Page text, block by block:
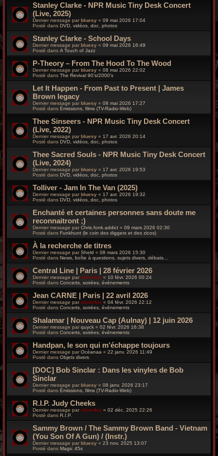
Stanley Clarke - NPR Music Tiny Desk Concert
(Live, 2025)
Dernier message par bluesy « 09 mai 2026 17:04
Posté dans DVD, vidéos, doc, photos
Stanley Clarke - School Days
Dernier message par bluesy « 09 mai 2026 16:49
Posté dans A Touch of Jazz
P-Theory – From The Hood To The Wood
Dernier message parbluesy « 08 mai 2026 22:02
Posté dans The Revival 90’s/2000’s
Let It Happen - From Past to Present | James
Brown legacy
Dernier message par bluesy « 08 mai 2026 17:27
Posté dans Émissions, films (TV-Radio-Web)
Thee Sinseers - NPR Music Tiny Desk Concert
(Live, 2022)
Dernier message par bluesy « 17 avr. 2026 20:14
Posté dans DVD, vidéos, doc, photos
Thee Sacred Souls - NPR Music Tiny Desk Concert
(Live, 2024)
Dernier message par bluesy « 17 avr. 2026 19:53
Posté dans DVD, vidéos, doc, photos
Tolliver - Jam In The Van (2025)
Dernier message parbluesy « 17 avr. 2026 19:32
Posté dans DVD, vidéos, doc, photos
Enchanté et certaines personnes sans doute me
reconnaitront ;)
Dernier message par Chris.fonk.addict « 09 mars 2026 02:30
Posté dans Funkhunt (le coin des diggers et des zicos)
À la recherche de titres
Dernier message parSheld « 08 mars 2026 15:30
Posté dans News, boîte à questions, sujets divers, débats...
Central Line | Paris | 28 février 2026
Dernier message par silverfox « 10 févr. 2026 00:24
Posté dans Concerts, soirées, événements
Jean CARNE | Paris | 22 avril 2026
Dernier message parsilverfox « 04 févr. 2026 22:12
Posté dans Concerts, soirées, événements
Shalamar | Nouveau Cap (Aulnay) | 12 juin 2026
Dernier message par quyck « 02 févr. 2026 16:38
Posté dans Concerts, soirées, événements
Handpan, le son qui m’échappe toujours
Dernier message parOcéanaa « 22 janv. 2026 11:49
Posté dans Objets divers
[DOC] Bob Sinclar : Dans les vinyles de Bob
Sinclar
Dernier message par bluesy « 08 janv. 2026 23:17
Posté dans Émissions, films (TV-Radio-Web)
R.I.P. Judy Cheeks
Dernier message parsilverfox « 02 déc. 2025 22:26
Posté dans R.I.P.
Sammy Brown / The Sammy Brown Band - Vietnam
(You Son Of A Gun) / (Instr.)
Dernier message par bluesy « 23 nov. 2025 13:07
Posté dans Magic 45s